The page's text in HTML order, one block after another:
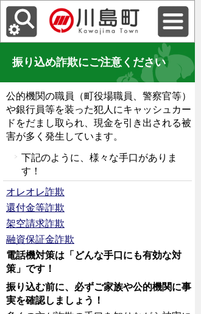
振り込め詐欺にご注意ください
公的機関の職員（町役場職員、警察官等）
や銀行員等を装った犯人にキャッシュカー
ドをだまし取られ、現金を引き出される被
害が多く発生しています。
下記のように、様々な手口がありま
す！
オレオレ詐欺
還付金等詐欺
架空請求詐欺
融資保証金詐欺
電話機対策は「どんな手口にも有効な対
策」です！
振り込む前に、必ずご家族や公的機関に事
実を確認しましょう！